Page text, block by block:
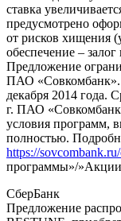
ставка
предусмотрено
от рисков хищения
обеспечение –
Предложение
ПАО «Совкомбанк».
декабря 2014 года.
г. ПАО
условия программ,
полностью.
https://
программы»/
СберБанк
Предложение